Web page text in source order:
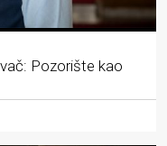
Pozorište kao